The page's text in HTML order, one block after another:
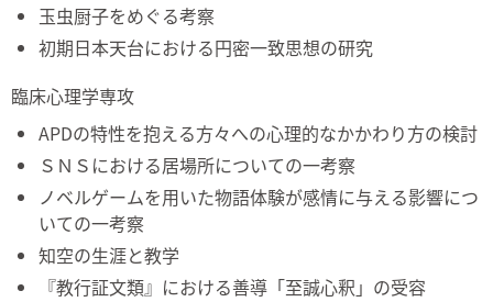
玉虫厨子をめぐる考察
初期日本天台における円密一致思想の研究
臨床心理学専攻
APDの特性を抱える方々への心理的なかかわり方の検討
ＳＮＳにおける居場所についての一考察
ノベルゲームを用いた物語体験が感情に与える影響につ
いての一考察
知空の生涯と教学
『教行証文類』における善導「至誠心釈」の受容